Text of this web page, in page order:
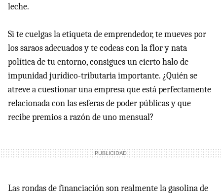
leche.
Si te cuelgas la etiqueta de emprendedor, te mueves por
los saraos adecuados y te codeas con la flor y nata
política de tu entorno, consigues un cierto halo de
impunidad jurídico-tributaria importante. ¿Quién se
atreve a cuestionar una empresa que está perfectamente
relacionada con las esferas de poder públicas y que
recibe premios a razón de uno mensual?
Las rondas de financiación son realmente la gasolina de